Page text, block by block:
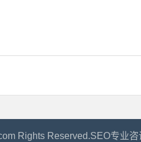
Rights Reserved.SEO专业